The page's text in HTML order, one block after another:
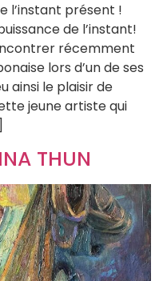
l’instant présent !
de l’instant!
récemment
lors d’un de ses
ainsi le plaisir de
jeune artiste qui
THUN